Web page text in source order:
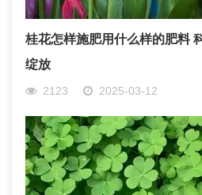
桂花怎样施肥用什么样的肥料
绽放
2123 2025-03-12